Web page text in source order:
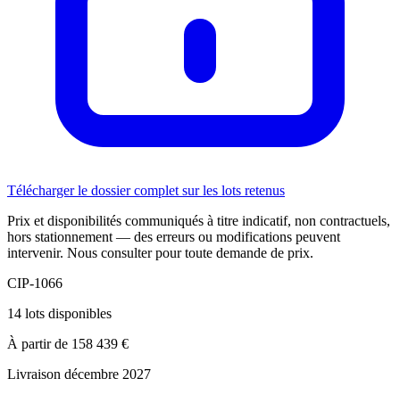
Télécharger le dossier complet sur les lots retenus
Prix et disponibilités communiqués à titre indicatif, non contractuels,
hors stationnement — des erreurs ou modifications peuvent
intervenir. Nous consulter pour toute demande de prix.
CIP-1066
14 lots disponibles
À partir de 158 439 €
Livraison décembre 2027